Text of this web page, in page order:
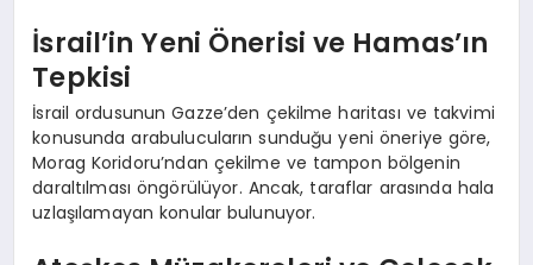
İsrail’in Yeni Önerisi ve Hamas’ın
Tepkisi
İsrail ordusunun Gazze’den çekilme haritası ve takvimi
konusunda arabulucuların sunduğu yeni öneriye göre,
Morag Koridoru’ndan çekilme ve tampon bölgenin
daraltılması öngörülüyor. Ancak, taraflar arasında hala
uzlaşılamayan konular bulunuyor.